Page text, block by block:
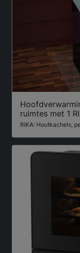
ruimtes met 1
RIKA: Houtkachels,